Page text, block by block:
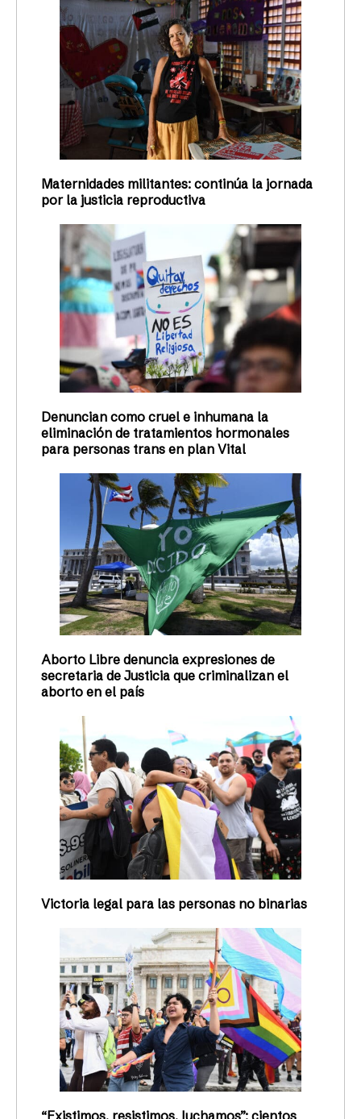
Maternidades militantes: continúa la jornada
por la justicia reproductiva
Denuncian como cruel e inhumana la
eliminación de tratamientos hormonales
para personas trans en plan Vital
Aborto Libre denuncia expresiones de
secretaria de Justicia que criminalizan el
aborto en el país
Victoria legal para las personas no binarias
“Existimos, resistimos, luchamos”: cientos